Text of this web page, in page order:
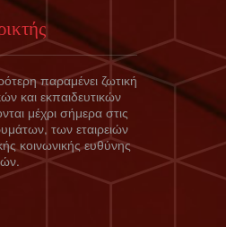
παραμένει ζωτική
και εκπαιδευτικών
μέχρι σήμερα στις
των εταιρειών
κοινωνικής ευθύνης